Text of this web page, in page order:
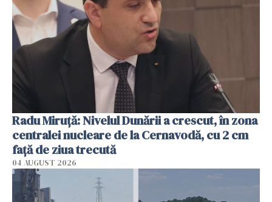
Radu Miruţă: Nivelul Dunării a crescut, în zona
centralei nucleare de la Cernavodă, cu 2 cm
faţă de ziua trecută
04 AUGUST 2026